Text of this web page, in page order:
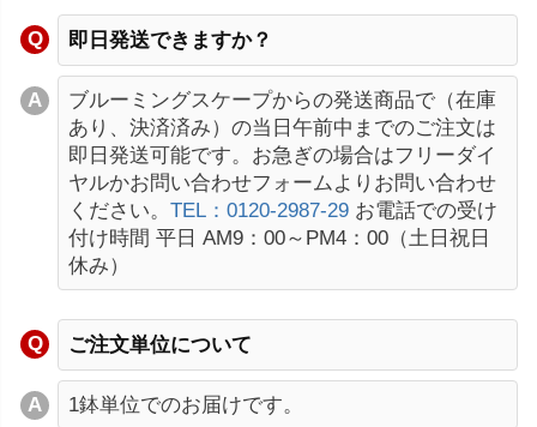
即日発送できますか？
ブルーミングスケープからの発送商品で（在庫
あり、決済済み）の当日午前中までのご注文は
即日発送可能です。お急ぎの場合はフリーダイ
ヤルかお問い合わせフォームよりお問い合わせ
ください。 TEL：0120-2987-29 お電話での受け
付け時間 平日 AM9：00～PM4：00（土日祝日
休み）
ご注文単位について
1鉢単位でのお届けです。